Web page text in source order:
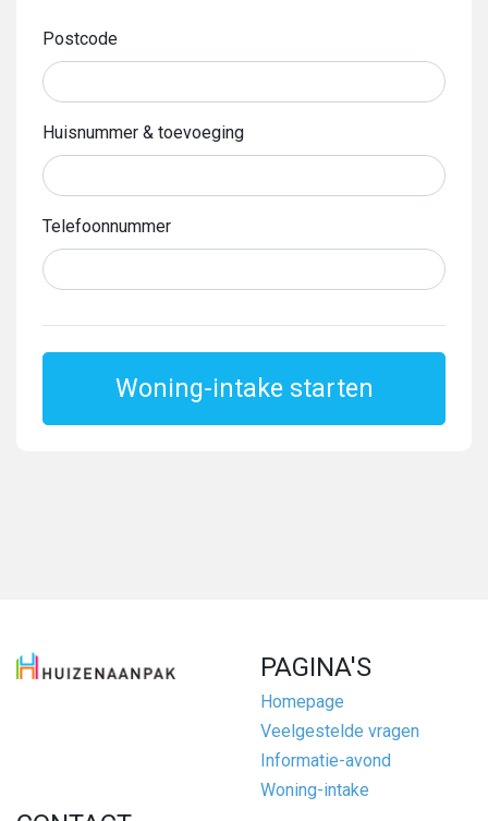
Postcode
Huisnummer & toevoeging
Telefoonnummer
Woning-intake starten
PAGINA'S
Homepage
Veelgestelde vragen
Informatie-avond
Woning-intake